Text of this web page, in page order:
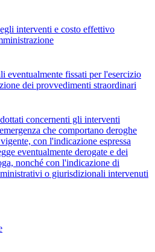
interventi e costo effettivo
eventualmente fissati per l'esercizio
dei provvedimenti straordinari
concernenti gli interventi
che comportano deroghe
con l'indicazione espressa
eventualmente derogate e dei
nonché con l'indicazione di
o giurisdizionali intervenuti